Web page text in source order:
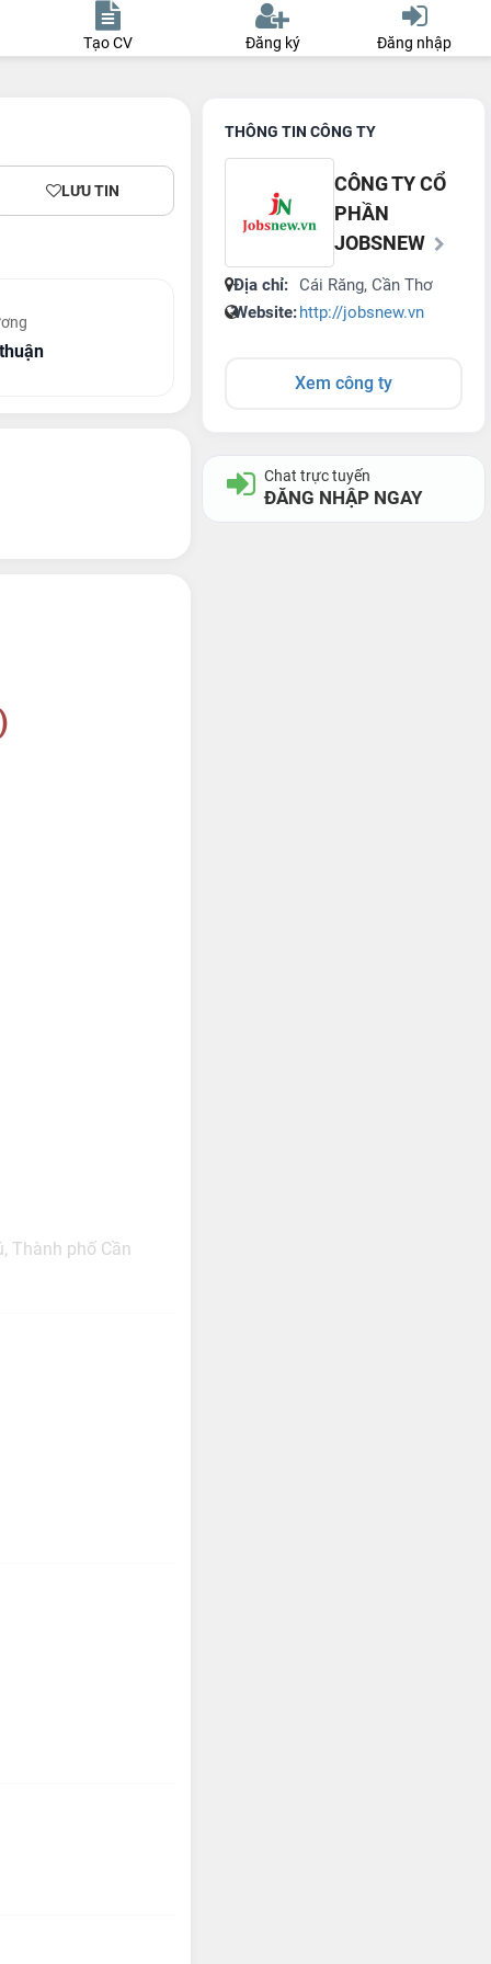
Tạo CV Đăng ký Đăng nhập
LƯU TIN
Thành phố Cần
THÔNG TIN CÔNG TY
CÔNG TY CỔ
PHẦN
JOBSNEW
Địa chỉ:
Cái Răng, Cần Thơ
Website:http://jobsnew.vn
Xem công ty
Chat trực tuyến
ĐĂNG NHẬP NGAY